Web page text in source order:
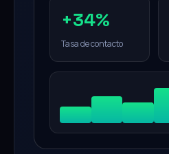
+34%
Tasa de contacto